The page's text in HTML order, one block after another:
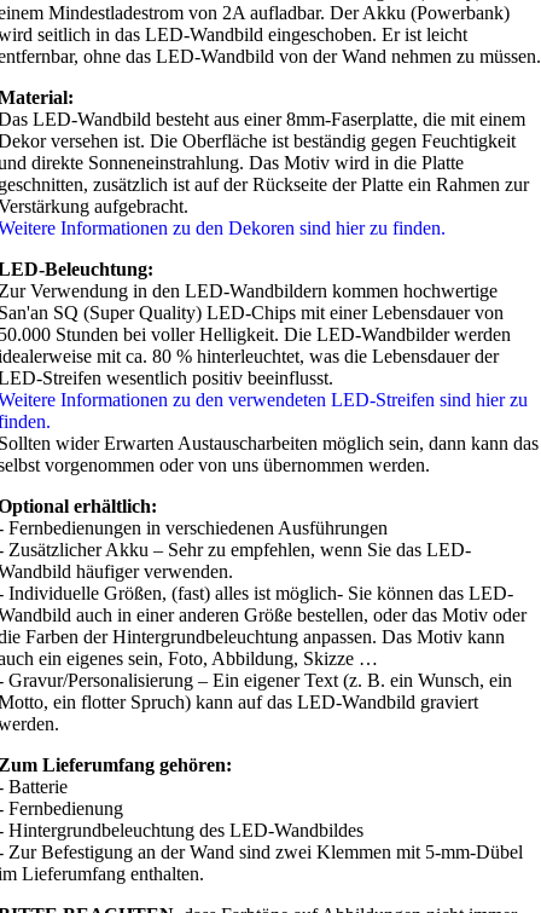
Mindestladestrom von 2A aufladbar. Der Akku (Powerbank)
seitlich in das LED-Wandbild eingeschoben. Er ist leicht
ohne das LED-Wandbild von der Wand nehmen zu müssen.
LED-Wandbild besteht aus einer 8mm-Faserplatte, die mit einem
versehen ist. Die Oberfläche ist beständig gegen Feuchtigkeit
direkte Sonneneinstrahlung. Das Motiv wird in die Platte
zusätzlich ist auf der Rückseite der Platte ein Rahmen zur
aufgebracht.
Informationen zu den Dekoren sind hier zu finden.
Beleuchtung:
Verwendung in den LED-Wandbildern kommen hochwertige
SQ (Super Quality) LED-Chips mit einer Lebensdauer von
Stunden bei voller Helligkeit. Die LED-Wandbilder werden
mit ca. 80 % hinterleuchtet, was die Lebensdauer der
Streifen wesentlich positiv beeinflusst.
Informationen zu den verwendeten LED-Streifen sind hier zu
wider Erwarten Austauscharbeiten möglich sein, dann kann das
vorgenommen oder von uns übernommen werden.
erhältlich:
Fernbedienungen in verschiedenen Ausführungen
Zusätzlicher Akku – Sehr zu empfehlen, wenn Sie das LED-
häufiger verwenden.
Individuelle Größen, (fast) alles ist möglich- Sie können das LED-
auch in einer anderen Größe bestellen, oder das Motiv oder
Farben der Hintergrundbeleuchtung anpassen. Das Motiv kann
ein eigenes sein, Foto, Abbildung, Skizze …
Gravur/Personalisierung – Ein eigener Text (z. B. ein Wunsch, ein
ein flotter Spruch) kann auf das LED-Wandbild graviert
Lieferumfang gehören:
Batterie
Fernbedienung
Hintergrundbeleuchtung des LED-Wandbildes
Zur Befestigung an der Wand sind zwei Klemmen mit 5-mm-Dübel
Lieferumfang enthalten.